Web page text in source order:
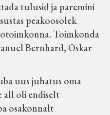
tänu Sillaotsa
Kohaliku
ja Märjamaa
abile.
tulusid ja paremini
peakoosolek
Toimkonda
Bernhard, Oskar
uus juhatus oma
all oli endiselt
osakonnalt